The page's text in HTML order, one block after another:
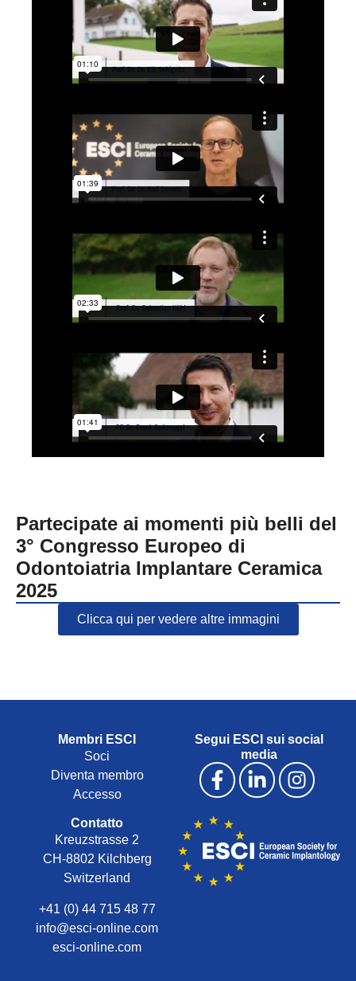
Partecipate ai momenti più belli del
3° Congresso Europeo di
Odontoiatria Implantare Ceramica
2025
Clicca qui per vedere altre immagini
Contatto
Kreuzstrasse 2
CH-8802 Kilchberg
Switzerland
+41 (0) 44 715 48 77
info@esci-online.com
esci-online.com
Membri ESCI
Soci
Diventa membro
Accesso
Segui ESCI sui social
media